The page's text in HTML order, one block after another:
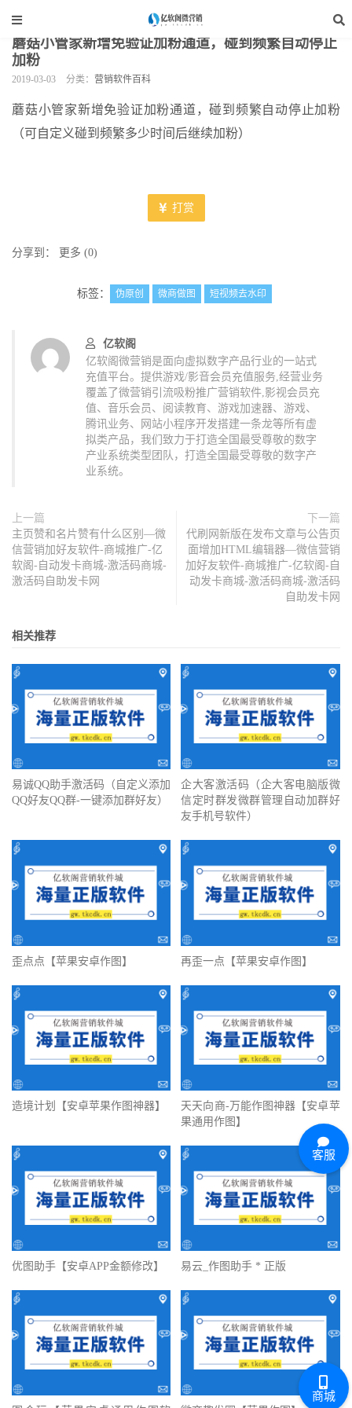
当前位置： 软件资讯 > 营销软件百科
蘑菇小管家新增免验证加粉通道，碰到频繁自动停止
加粉
2019-03-03 分类： 营销软件百科
蘑菇小管家新增免验证加粉通道，碰到频繁自动停止加粉
（可自定义碰到频繁多少时间后继续加粉）
打赏
分享到： 更多 (0)
标签： 伪原创 微商做图 短视频去水印
亿软阁
亿软阁微营销是面向虚拟数字产品行业的一站式
充值平台。提供游戏/影音会员充值服务,经营业务
覆盖了微营销引流吸粉推广营销软件,影视会员充
值、音乐会员、阅读教育、游戏加速器、游戏、
腾讯业务、网站小程序开发搭建一条龙等所有虚
拟类产品，我们致力于打造全国最受尊敬的数字
产业系统类型团队，打造全国最受尊敬的数字产
业系统。
上一篇
主页赞和名片赞有什么区别—微
信营销加好友软件-商城推广-亿
软阁-自动发卡商城-激活码商城-
激活码自助发卡网
下一篇
代刷网新版在发布文章与公告页
面增加HTML编辑器—微信营销
加好友软件-商城推广-亿软阁-自
动发卡商城-激活码商城-激活码
自助发卡网
相关推荐
易诚QQ助手激活码（自定义添加
QQ好友QQ群-一键添加群好友）
企大客激活码（企大客电脑版微
信定时群发微群管理自动加群好
友手机号软件）
歪点点【苹果安卓作图】 再歪一点【苹果安卓作图】
造境计划【安卓苹果作图神器】
天天向商-万能作图神器【安卓苹
果通用作图】
优图助手【安卓APP金额修改】 易云_作图助手 * 正版
客服
商城